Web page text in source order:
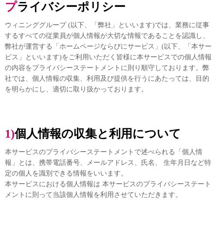
プライバシーポリシー
ウィニンググループ (以下、「弊社」といいます)では、業務に従事
するすべての従業員が個人情報が大切な情報であることを認識し、
弊社が運営する「ホームページならびにサービス」(以下、「本サー
ビス」といいます)をご利用いただく皆様に本サービスでの個人情報
の内容をプライバシーステートメントに則り順守しております。弊
社では、個人情報の収集、利用及び提供を行うにあたっては、目的
を明らかにし、適切に取り扱かっております。
1)個人情報の収集と利用について
本サービスのプライバシーステートメントで述べられる「個人情
報」とは、携帯電話番号、メールアドレス、氏名、 生年月日など特
定の個人を識別できる情報をいいます。
本サービスにおける個人情報は 本サービスのプライバシーステート
メントに則って当該個人情報を利用させていただきます。